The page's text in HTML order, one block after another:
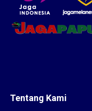
Tentang Kami